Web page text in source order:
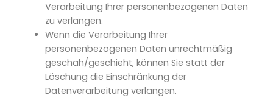
Verarbeitung Ihrer personenbezogenen Daten
zu verlangen.
Wenn die Verarbeitung Ihrer
personenbezogenen Daten unrechtmäßig
geschah/geschieht, können Sie statt der
Löschung die Einschränkung der
Datenverarbeitung verlangen.